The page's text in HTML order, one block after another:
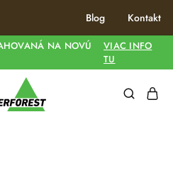
Blog Kontakt
NA NOVÚ
VIAC INFO
TU